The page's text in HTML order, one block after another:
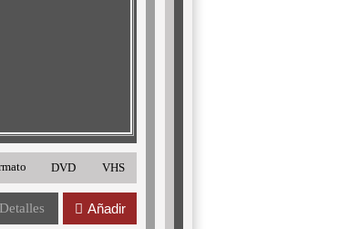
DVD VHS
Detalles Añadir